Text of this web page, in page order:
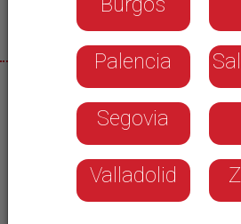
02/01/2026
Un año más Navival hace las
pequeños en las navidades
respiro en las vacaciones
oportunidad de disfrutar de
Palencia
Segovia
Valladolid